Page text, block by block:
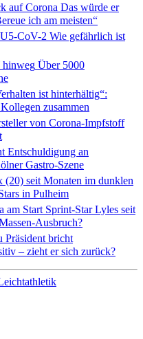
auf Corona Das würde er
ich am meisten“
CoV-2 Wie gefährlich ist
hinweg Über 5000
ist hinterhältig“:
zusammen
von Corona-Impfstoff
Entschuldigung an
Gastro-Szene
(20) seit Monaten im dunklen
in Pulheim
am Start Sprint-Star Lyles seit
Ausbruch?
Präsident bricht
– zieht er sich zurück?